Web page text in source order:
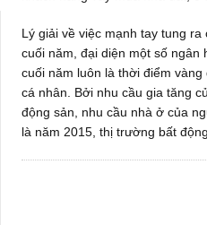
Lý giải về việc mạnh tay tung
cuối năm, đại diện một số ngân
cuối năm luôn là thời điểm
cá nhân. Bởi nhu cầu gia tăng
động sản, nhu cầu nhà ở của
là năm 2015, thị trường bất